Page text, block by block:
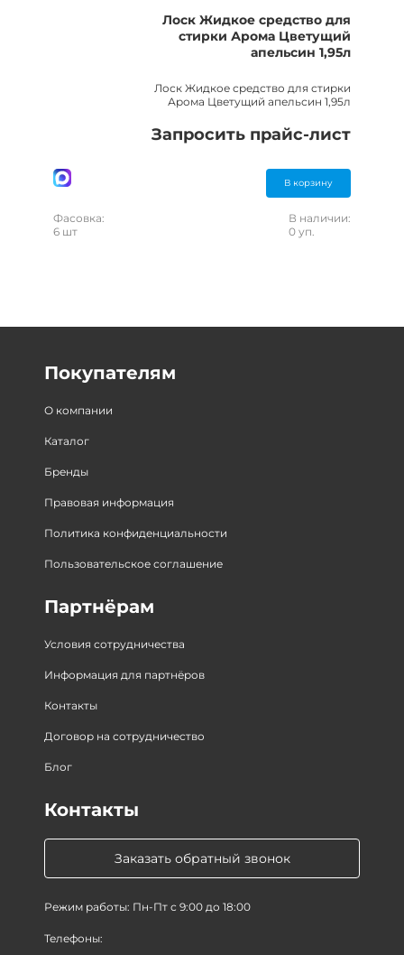
Лоск Жидкое средство для
стирки Арома Цветущий
апельсин 1,95л
Лоск Жидкое средство для стирки
Арома Цветущий апельсин 1,95л
Запросить прайс-лист
В корзину
Фасовка:
6 шт
В наличии:
0 уп.
Покупателям
О компании
Каталог
Бренды
Правовая информация
Политика конфиденциальности
Пользовательское соглашение
Партнёрам
Условия сотрудничества
Информация для партнёров
Контакты
Договор на сотрудничество
Блог
Заказать обратный звонок
Режим работы: Пн-Пт с 9:00 до 18:00
Контакты
Телефоны: